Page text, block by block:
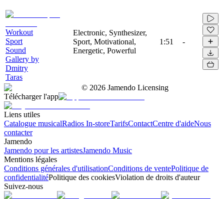
Workout
Sport
Sound
Gallery by
Dmitry
Taras
Electronic, Synthesizer,
Sport, Motivational,
Energetic, Powerful
1:51 -
© 2026 Jamendo Licensing
Télécharger l'app
Liens utiles
Catalogue musicalRadios In-storeTarifsContactCentre d'aideNous
contacter
Jamendo
Jamendo pour les artistesJamendo Music
Mentions légales
Conditions générales d'utilisationConditions de ventePolitique de
confidentialitéPolitique des cookiesViolation de droits d'auteur
Suivez-nous